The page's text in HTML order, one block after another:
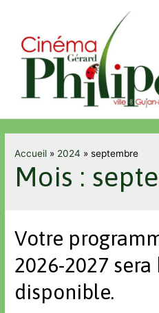
Accueil 2024 septembre
Mois :
Votre
2026-2027
disponible.